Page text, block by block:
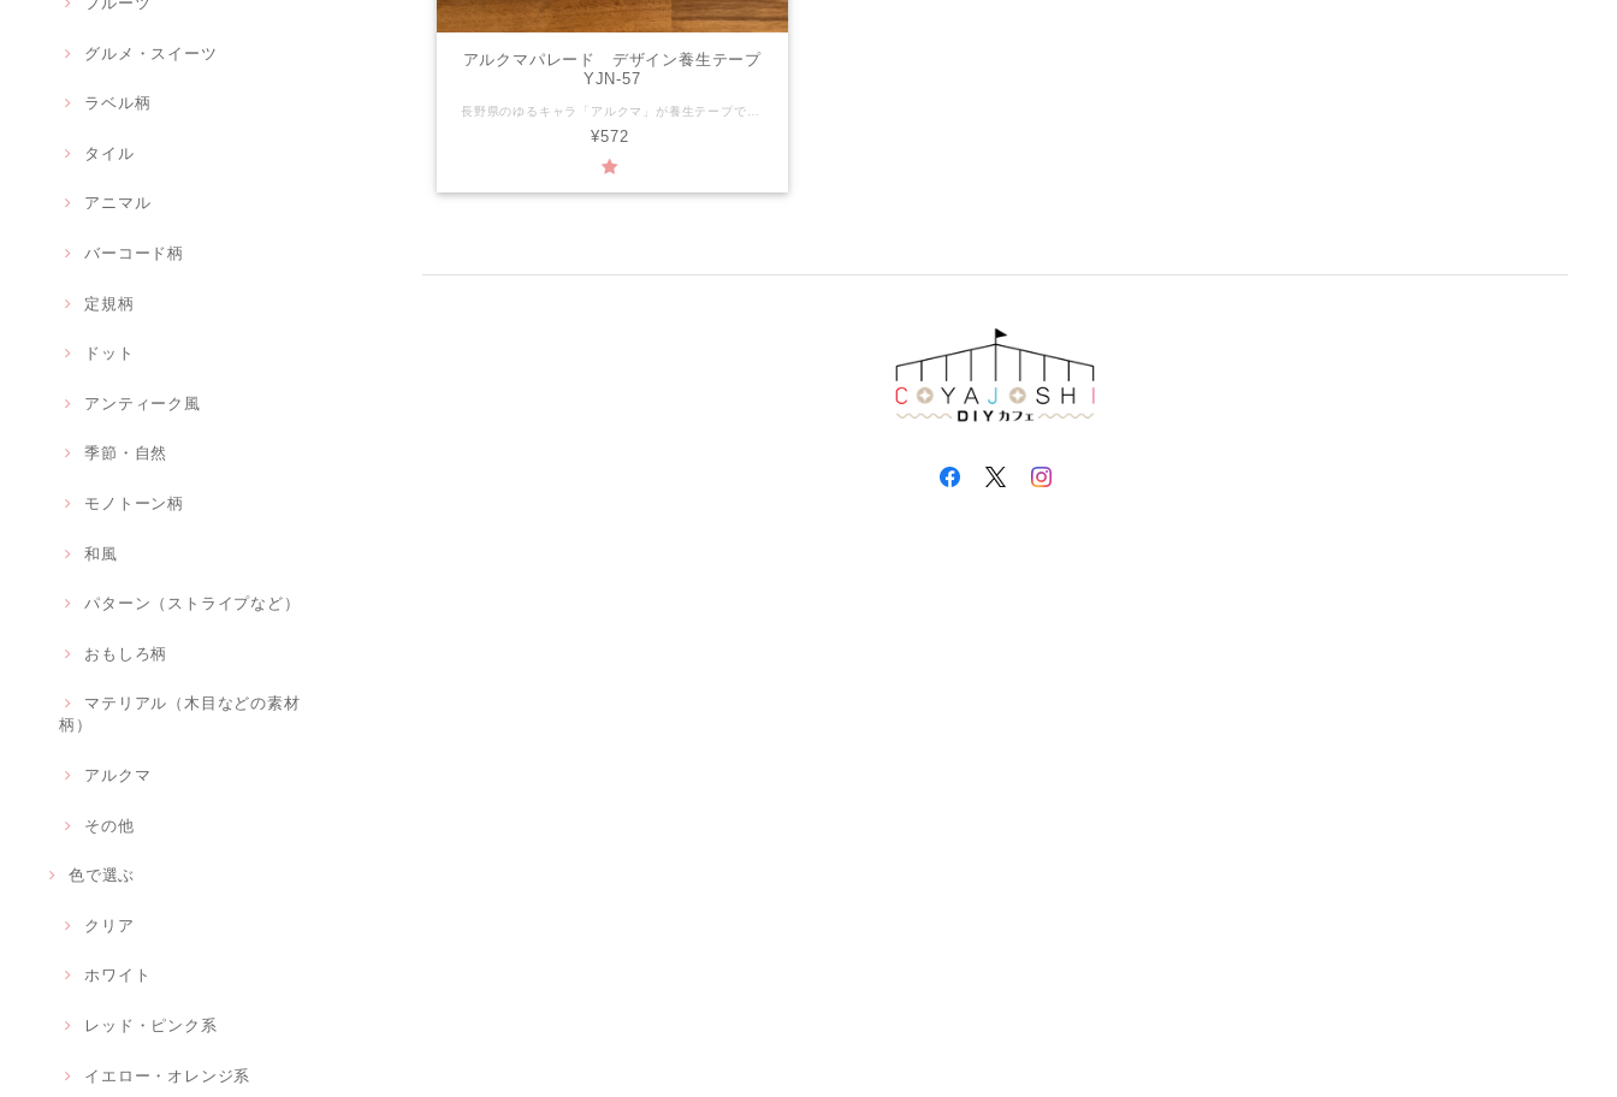
グルメ・スイーツ
ラベル柄
タイル
アニマル
バーコード柄
定規柄
ドット
アンティーク風
季節・自然
モノトーン柄
和風
パターン（ストライプなど）
おもしろ柄
マテリアル（木目などの素材
柄）
アルクマ
その他
色で選ぶ
クリア
ホワイト
レッド・ピンク系
イエロー・オレンジ系
アルクマパレード デザイン養生テープ
YJN-57
¥572